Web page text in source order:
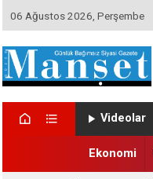
06 Ağustos 2026, Perşembe
Videolar
Ekonomi